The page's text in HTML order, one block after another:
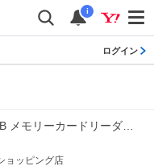
i
ログイン
ョッピング店